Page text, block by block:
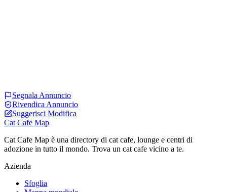
Segnala Annuncio
Rivendica Annuncio
Suggerisci Modifica
Cat Cafe Map
Cat Cafe Map è una directory di cat cafe, lounge e centri di
adozione in tutto il mondo. Trova un cat cafe vicino a te.
Azienda
Sfoglia